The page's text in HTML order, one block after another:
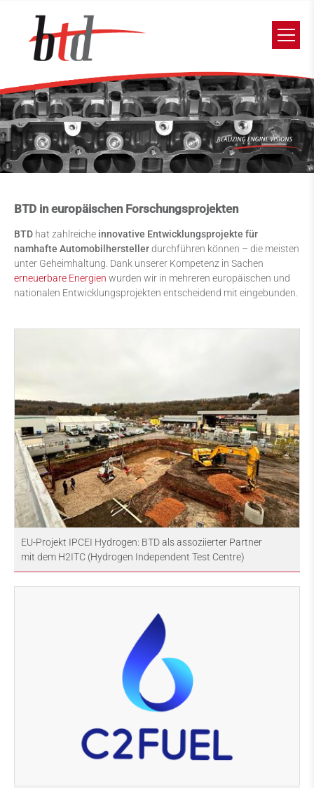
BTD in europäischen Forschungsprojekten
BTD hat zahlreiche innovative Entwicklungsprojekte für
namhafte Automobilherstellerdurchführen können – die meisten
unter Geheimhaltung. Dank unserer Kompetenz in Sachen
erneuerbare Energien wurden wir in mehreren europäischen und
nationalen Entwicklungsprojekten entscheidend mit eingebunden.
EU-Projekt IPCEI Hydrogen: BTD als assoziierter Partner
mit dem H2ITC (Hydrogen Independent Test Centre)